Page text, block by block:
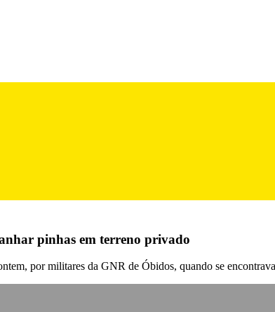
pinhas em terreno privado
por militares da GNR de Óbidos, quando se